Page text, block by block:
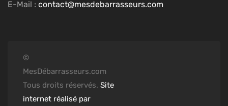
E-Mail : contact@mesdebarrasseurs.com
©
MesDébarrasseurs.com
Tous droits réservés. Site
internet réalisé par